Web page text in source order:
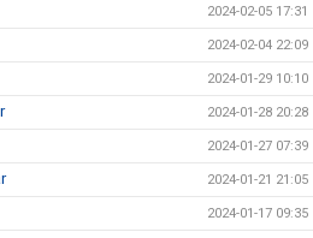
2024-02-05 17:31
2024-02-04 22:09
2024-01-29 10:10
2024-01-28 20:28
2024-01-27 07:39
2024-01-21 21:05
2024-01-17 09:35